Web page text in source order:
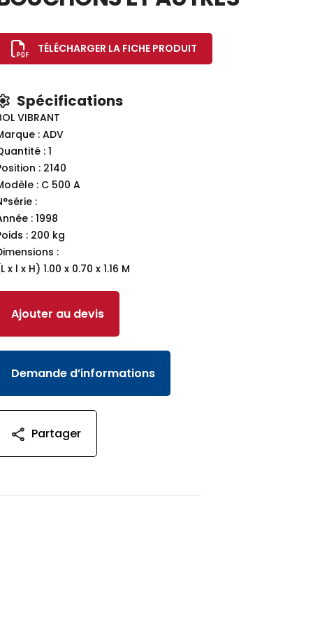
TÉLÉCHARGER LA FICHE PRODUIT
Spécifications
VIBRANT
: ADV
: 1
: 2140
: C 500 A
:
: 1998
: 200 kg
:
x l x H) 1.00 x 0.70 x 1.16 M
Ajouter au devis
Demande d’informations
Partager